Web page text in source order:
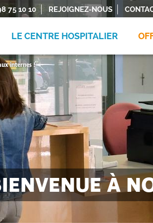
75 10 10 REJOIGNEZ-NOUS
LE CENTRE HOSPITALIER
À
internes !